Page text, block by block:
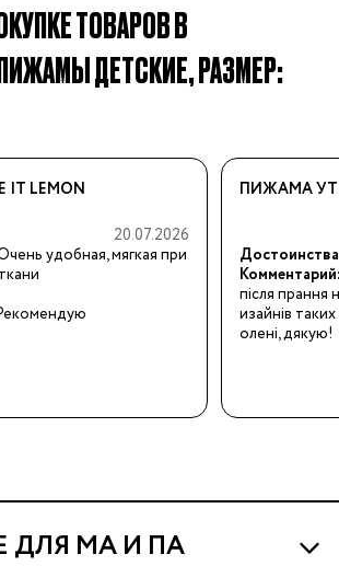
ТОВАРОВ В
ДЕТСКИЕ, РАЗМЕР:
LEMON
20.07.2026
удобная, мягкая при
ПИЖАМА
після прання
изайнів
олені, дякую!
ДЛЯ МА И ПА